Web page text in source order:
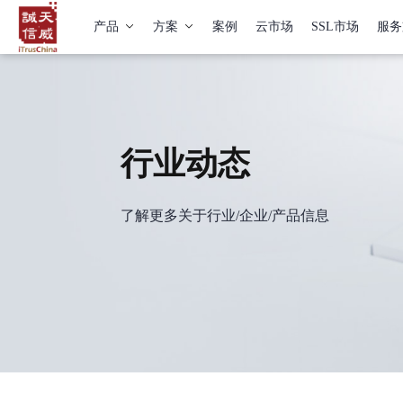
产品 方案 案例 云市场 SSL市场 服
行业动态
了解更多关于行业/企业/产品信息